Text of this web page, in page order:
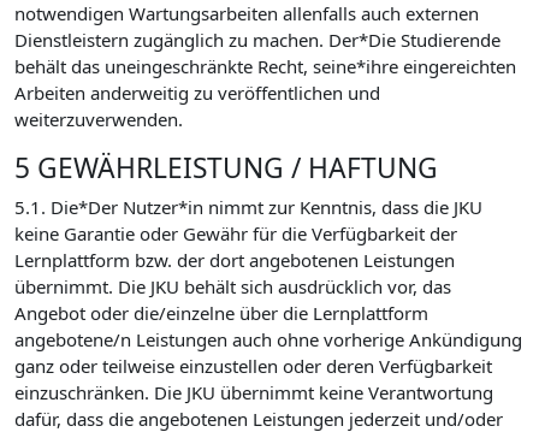
notwendigen Wartungsarbeiten allenfalls auch externen
Dienstleistern zugänglich zu machen. Der*Die Studierende
behält das uneingeschränkte Recht, seine*ihre eingereichten
Arbeiten anderweitig zu veröffentlichen und
weiterzuverwenden.
5 GEWÄHRLEISTUNG / HAFTUNG
5.1. Die*Der Nutzer*in nimmt zur Kenntnis, dass die JKU
keine Garantie oder Gewähr für die Verfügbarkeit der
Lernplattform bzw. der dort angebotenen Leistungen
übernimmt. Die JKU behält sich ausdrücklich vor, das
Angebot oder die/einzelne über die Lernplattform
angebotene/n Leistungen auch ohne vorherige Ankündigung
ganz oder teilweise einzustellen oder deren Verfügbarkeit
einzuschränken. Die JKU übernimmt keine Verantwortung
dafür, dass die angebotenen Leistungen jederzeit und/oder